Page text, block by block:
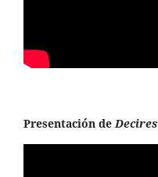
Presentación deDecires